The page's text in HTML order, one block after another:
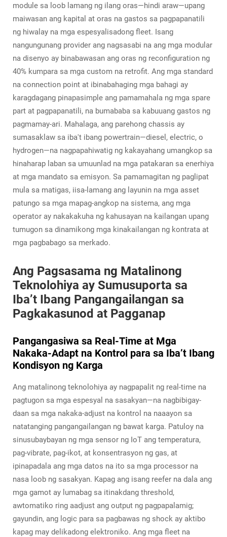
module sa loob lamang ng ilang oras—hindi araw—upang
maiwasan ang kapital at oras na gastos sa pagpapanatili
ng hiwalay na mga espesyalisadong fleet. Isang
nangungunang provider ang nagsasabi na ang mga modular
na disenyo ay binabawasan ang oras ng reconfiguration ng
40% kumpara sa mga custom na retrofit. Ang mga standard
na connection point at ibinabahaging mga bahagi ay
karagdagang pinapasimple ang pamamahala ng mga spare
part at pagpapanatili, na bumababa sa kabuuang gastos ng
pagmamay-ari. Mahalaga, ang parehong chassis ay
sumasaklaw sa iba't ibang powertrain—diesel, electric, o
hydrogen—na nagpapahiwatig ng kakayahang umangkop sa
hinaharap laban sa umuunlad na mga patakaran sa enerhiya
at mga mandato sa emisyon. Sa pamamagitan ng paglipat
mula sa matigas, iisa-lamang ang layunin na mga asset
patungo sa mga mapag-angkop na sistema, ang mga
operator ay nakakakuha ng kahusayan na kailangan upang
tumugon sa dinamikong mga kinakailangan ng kontrata at
mga pagbabago sa merkado.
Ang Pagsasama ng Matalinong
Teknolohiya ay Sumusuporta sa
Iba’t Ibang Pangangailangan sa
Pagkakasunod at Pagganap
Pangangasiwa sa Real-Time at Mga
Nakaka-Adapt na Kontrol para sa Iba’t Ibang
Kondisyon ng Karga
Ang matalinong teknolohiya ay nagpapalit ng real-time na
pagtugon sa mga espesyal na sasakyan—na nagbibigay-
daan sa mga nakaka-adjust na kontrol na naaayon sa
natatanging pangangailangan ng bawat karga. Patuloy na
sinusubaybayan ng mga sensor ng IoT ang temperatura,
pag-vibrate, pag-ikot, at konsentrasyon ng gas, at
ipinapadala ang mga datos na ito sa mga processor na
nasa loob ng sasakyan. Kapag ang isang reefer na dala ang
mga gamot ay lumabag sa itinakdang threshold,
awtomatiko ring aadjust ang output ng pagpapalamig;
gayundin, ang logic para sa pagbawas ng shock ay aktibo
kapag may delikadong elektroniko. Ang mga fleet na